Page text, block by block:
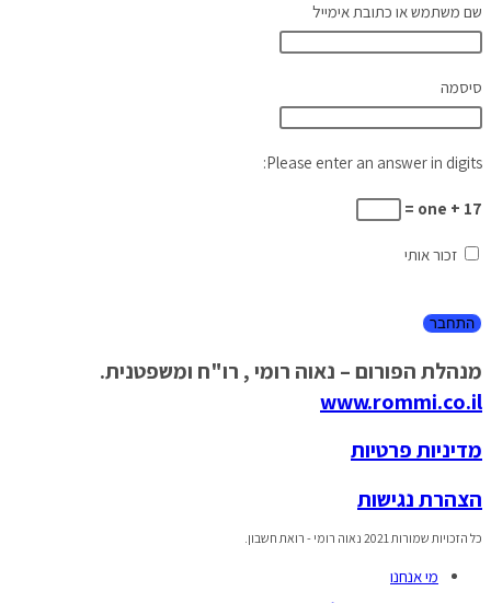
שם משתמש או כתובת אימייל
סיסמה
Please enter an answer in digits:
17 + one =
זכור אותי
מנהלת הפורום – נאוה רומי , רו"ח ומשפטנית.
www.rommi.co.il
מדיניות פרטיות
הצהרת נגישות
כל הזכויות שמורות 2021 נאוה רומי - רואת חשבון.
מי אנחנו